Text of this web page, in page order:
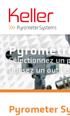
Sélectionnez un
utilisez un outil
Pyrometer